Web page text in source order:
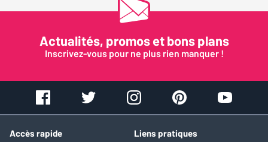
Actualités, promos et bons plans
Inscrivez-vous pour ne plus rien manquer !
Accès rapide
Liens pratiques